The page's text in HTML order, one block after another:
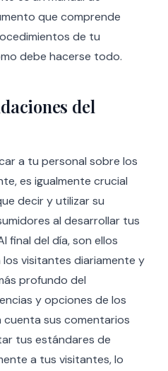
que comprende
de tu
debe hacerse todo.
del
a tu personal sobre los
es igualmente crucial
decir y utilizar su
al desarrollar tus
final del día, son ellos
visitantes diariamente y
profundo del
y opciones de los
cuenta sus comentarios
tus estándares de
a tus visitantes, lo